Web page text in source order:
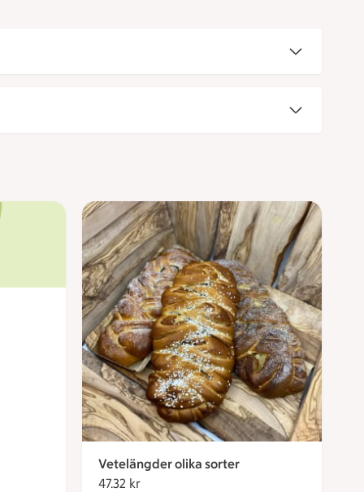
Vetelängder olika sorter
47.32 kr